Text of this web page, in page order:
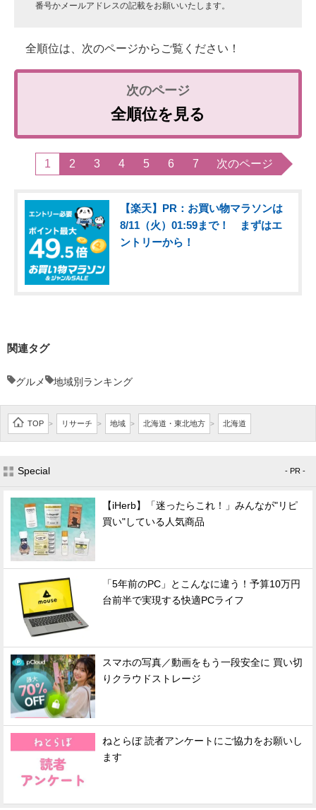
番号かメールアドレスの記載をお願いいたします。
全順位は、次のページからご覧ください！
全順位を見る
1 2 3 4 5 6 7 次のページ
【楽天】PR：お買い物マラソンは
8/11（火）01:59まで！ まずはエ
ントリーから！
関連タグ
グルメ 地域別ランキング
TOP > リサーチ > 地域 > 北海道・東北地方 > 北海道
Special - PR -
【iHerb】「迷ったらこれ！」みんなが"リピ
買い"している人気商品
「5年前のPC」とこんなに違う！予算10万円
台前半で実現する快適PCライフ
スマホの写真／動画をもう一段安全に 買い切
りクラウドストレージ
ねとらぼ 読者アンケートにご協力をお願いし
ます